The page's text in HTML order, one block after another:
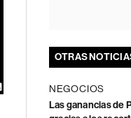
OTRAS
NEGOCIOS
Las ganancias de